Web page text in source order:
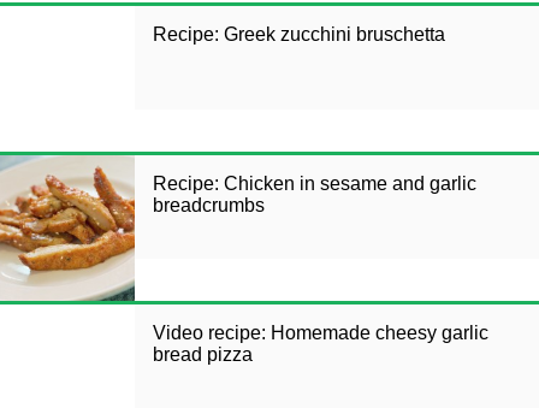
Recipe: Greek zucchini bruschetta
Recipe: Chicken in sesame and garlic
breadcrumbs
Video recipe: Homemade cheesy garlic
bread pizza